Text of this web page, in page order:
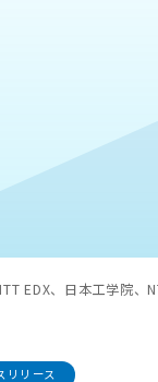
EDX、日本工学院、
リリース